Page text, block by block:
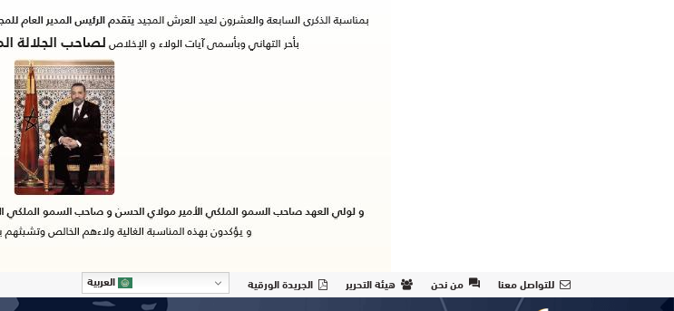
للتواصل معنا من نحن هيئة التحرير الجريدة الورقية العربية